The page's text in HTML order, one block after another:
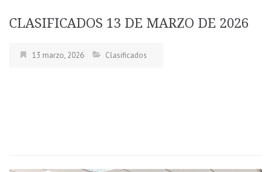
CLASIFICADOS 13 DE MARZO DE 2026
13 marzo, 2026 Clasificados